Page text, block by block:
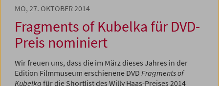
MO, 27. OKTOBER 2014
Fragments of Kubelka für DVD-
Preis nominiert
Wir freuen uns, dass die im März dieses Jahres in der
Edition Filmmuseum erschienene DVD Fragments of
Kubelka für die Shortlist des Willy Haas-Preises 2014